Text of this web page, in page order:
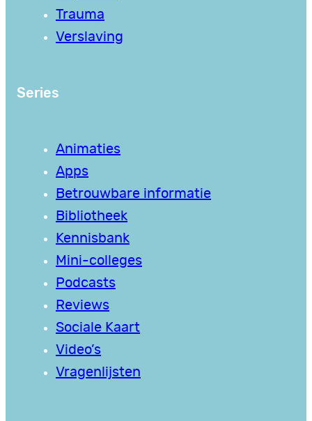
Trauma
Verslaving
Series
Animaties
Apps
Betrouwbare informatie
Bibliotheek
Kennisbank
Mini-colleges
Podcasts
Reviews
Sociale Kaart
Video’s
Vragenlijsten